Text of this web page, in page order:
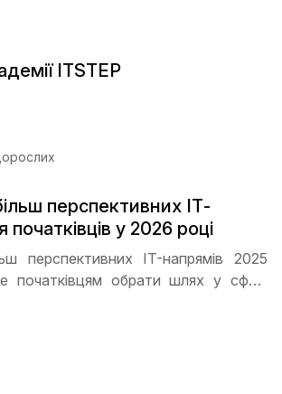
ITSTEP
перспективних ІТ-
початківців у 2026 році
перспективних IT-напрямів 2025
початківцям обрати шлях у сфері